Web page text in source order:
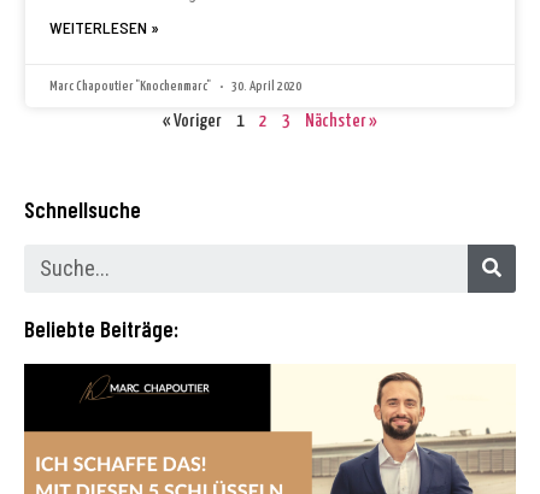
WEITERLESEN »
Marc Chapoutier "Knochenmarc" 30. April 2020
« Voriger 1 2 3 Nächster »
Schnellsuche
Beliebte Beiträge: